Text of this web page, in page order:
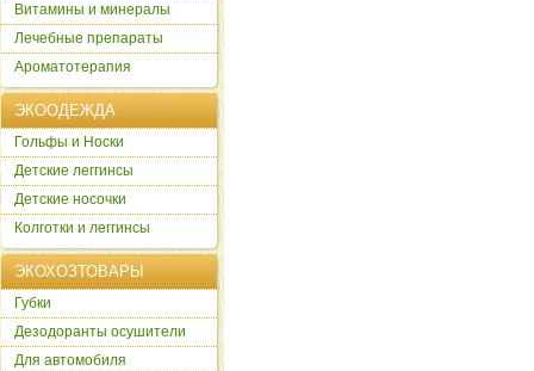
Витамины и минералы
Лечебные препараты
Ароматотерапия
ЭКООДЕЖДА
Гольфы и Носки
Детские леггинсы
Детские носочки
Колготки и леггинсы
ЭКОХОЗТОВАРЫ
Губки
Дезодоранты осушители
Для автомобиля